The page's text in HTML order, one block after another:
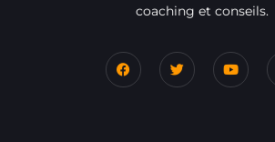
coaching et conseils.